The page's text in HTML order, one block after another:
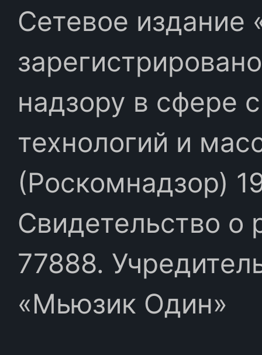
Сетевое издание
надзору в сфере
технологий и
(Роскомнадзор)
Свидетельство
77888.
«Мьюзик Один»